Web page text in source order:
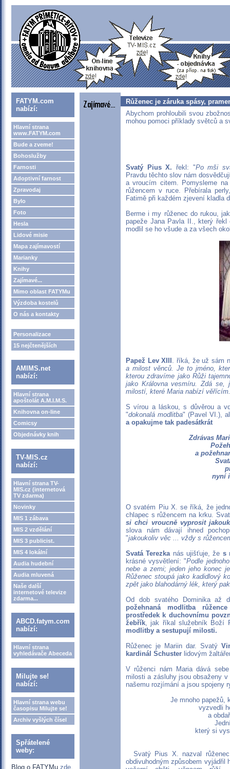
FATYM.com
nabízí:
Hlavní strana
www.FATYM.com
Bude a zveme!
Bohoslužby
Farnosti
Adoptivní farnost
Zpravodaj
Bylo
Foto
Hesla
Lidové misie
Mapa zajímavostí
Marianky
Knihy
Zajímavé...
Mimo oblast FATYMu
Výzdoba kostelů
O nás a kontakty
Personalizace
15 nejčtenějších
AMIMS.net
nabízí:
Hlavní strana
apoštolát A.M.I.M.S.
Knihovna on-line
Comicsy
Objednávky knih
TV-MIS.cz
nabízí:
Hlavní strana TV-
MIS.cz (internetová
TV zdarma)
Novinky
MIS 1 zábava
MIS 2 vzdělání
MIS 3 publicist.
MIS 4 lokální
Audia hudební
Audia mluvená
Naše další
internetové televize
zdarma...
ABCD.fatym.com
nabízí:
Hlavní strana
vyhledávače Abeceda
Milujte se!
nabízí:
Hlavní strana webu
časopisu Milujte se!
Archiv vyšlých čísel
Spřátelené
weby:
Blog o FATYMu zde,
Růženec je záruka spásy,
Abychom prohloubili svou
mohou pomoci příklady světců a
Svatý Pius X. řekl: "Po mši
Pravdu těchto slov nám
a vroucím citem. Pomysleme
růžencem v ruce. Přebírala
Fatimě při každém zjevení kladla
Berme i my růženec do rukou,
papeže Jana Pavla II., který
modlil se ho všude a za všech
Papež Lev XIII . říká, že už sám
a milost věnců. Je to jméno,
kterou zdravíme jako Růži
jako Královna vesmíru. Zdá se,
milostí, které Maria nabízí věřícím.
S vírou a láskou, s důvěrou a
"dokonalá modlitba" (Pavel VI.),
a opakujme tak padesátkrát
Zdrávas
a
nyní
O svatém Piu X. se říká, že
chlapec s růžencem na krku.
si chci vroucně vyprosit
slova nám dávají ihned
"jakoukoliv věc ... vždy s
Svatá Terezkanás ujišťuje, že s
krásné vysvětlení: "Podle
nebe a zemi; jeden jeho konec
Růženec stoupá jako kadidlový
zpět jako blahodárný lék, který
Od dob svatého Dominika až
požehnaná modlitba
prostředek k duchovnímu
žebřík, jak říkal služebník Boží
modlitby a sestupují milosti.
Růženec je Mariin dar. Svatý
kardinál Schuster lidovým
V růženci nám Maria dává
milosti a zásluhy jsou obsaženy
našemu rozjímání a jsou spojeny
Je mnoho papežů,
vyzvedli
a
který si
Svatý Pius X. nazval
obdivuhodným způsobem vyjádřil